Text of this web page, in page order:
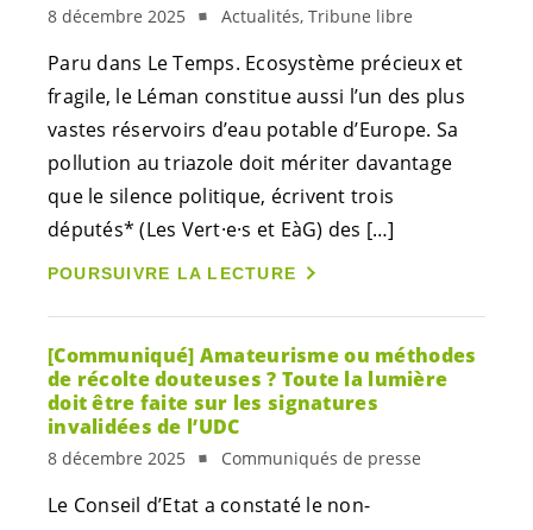
8 décembre 2025 Actualités, Tribune libre
Paru dans Le Temps. Ecosystème précieux et
fragile, le Léman constitue aussi l’un des plus
vastes réservoirs d’eau potable d’Europe. Sa
pollution au triazole doit mériter davantage
que le silence politique, écrivent trois
députés* (Les Vert·e·s et EàG) des […]
POURSUIVRE LA LECTURE
[Communiqué] Amateurisme ou méthodes
de récolte douteuses ? Toute la lumière
doit être faite sur les signatures
invalidées de l’UDC
8 décembre 2025 Communiqués de presse
Le Conseil d’Etat a constaté le non-